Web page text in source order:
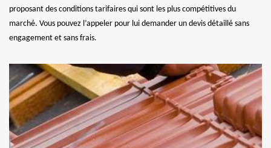
proposant des conditions tarifaires qui sont les plus compétitives du
marché. Vous pouvez l’appeler pour lui demander un devis détaillé sans
engagement et sans frais.